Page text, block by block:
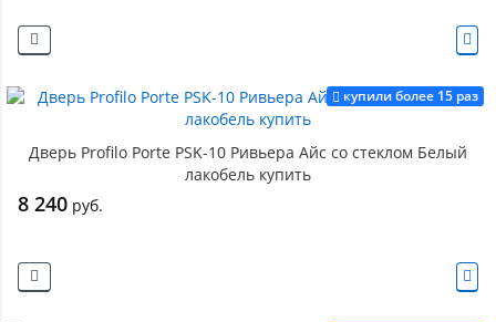
купили более 15 раз
Дверь Profilo Porte PSK-10 Ривьера Айс со стеклом Белый
лакобель купить
8 240 руб.